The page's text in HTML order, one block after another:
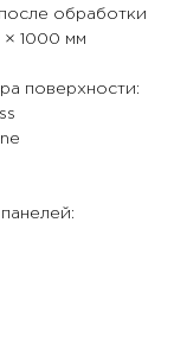
обработки
× 1000 мм
поверхности: